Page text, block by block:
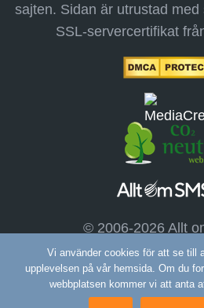
sajten. Sidan är utrustad
SSL-servercertifikat
© 2006-2026 Allt
Vi använder cookies för att se till
upplevelsen på vår hemsida. Om du
webbplatsen kommer vi att anta